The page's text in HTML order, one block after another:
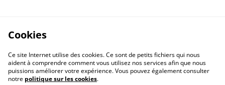
Cookies
Ce site Internet utilise des cookies. Ce sont de petits fichiers qui nous
aident à comprendre comment vous utilisez nos services afin que nous
puissions améliorer votre expérience. Vous pouvez également consulter
notre politique sur les cookies.